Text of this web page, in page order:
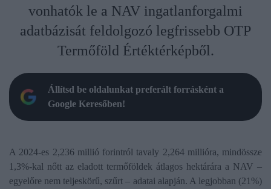
vonhatók le a NAV ingatlanforgalmi
adatbázisát feldolgozó legfrissebb OTP
Termőföld Értéktérképből.
Állítsd be oldalunkat preferált forrásként a
Google Keresőben!
A 2024-es 2,236 millió forintról tavaly 2,264 millióra, mindössze
1,3%-kal nőtt az eladott termőföldek átlagos hektárára a NAV –
egyelőre nem teljeskörű, szűrt – adatai alapján. A legjobban (21%)